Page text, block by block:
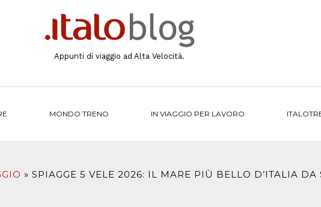
Appunti di viaggio ad Alta Velocità.
MONDO TRENO IN VIAGGIO PER LAVORO
SPIAGGE 5 VELE 2026: IL MARE PIÙ BELLO D’ITALIA DA